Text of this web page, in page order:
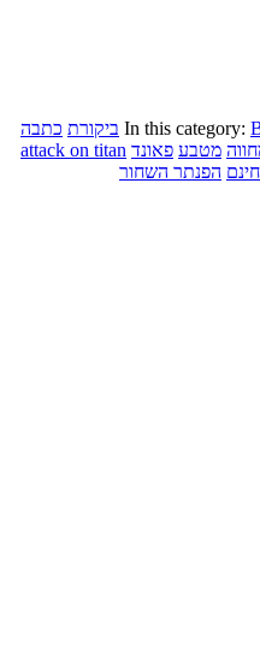
In this category: ביקורת כתבה
מטבע פאונד attack on titan
הפנתר השחור